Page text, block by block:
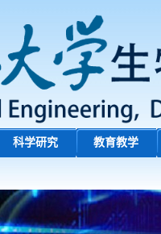
科学研究 教育教学